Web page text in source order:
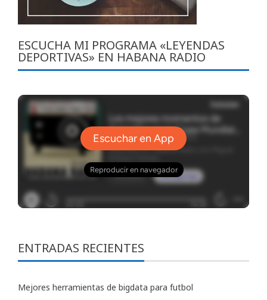
ESCUCHA MI PROGRAMA «LEYENDAS
DEPORTIVAS» EN HABANA RADIO
ENTRADAS RECIENTES
Mejores herramientas de bigdata para futbol